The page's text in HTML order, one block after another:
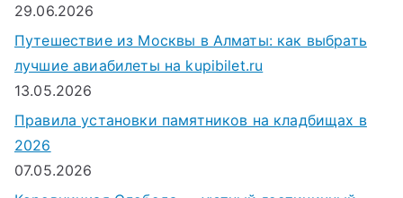
29.06.2026
Путешествие из Москвы в Алматы: как выбрать
лучшие авиабилеты на kupibilet.ru
13.05.2026
Правила установки памятников на кладбищах в
2026
07.05.2026